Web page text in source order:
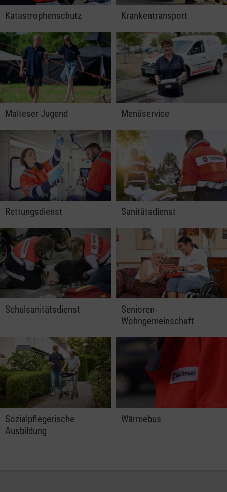
Katastrophenschutz Krankentransport
Malteser Jugend Menüservice
Rettungsdienst Sanitätsdienst
Schulsanitätsdienst
Senioren-
Wohngemeinschaft
Sozialpflegerische
Ausbildung
Wärmebus